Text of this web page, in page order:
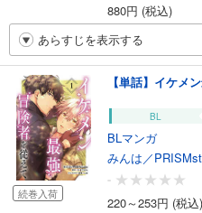
880円 (税込)
あらすじを表示する
続巻入荷
【単話】イケメ
BL
BLマンガ
みんは／
-
220～253円 (税込)